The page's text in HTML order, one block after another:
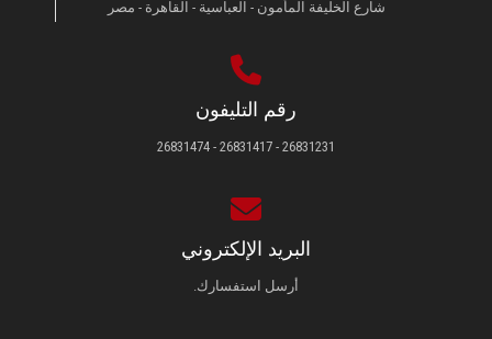
شارع الخليفة المأمون - العباسية - القاهرة - مصر
رقم التليفون
26831231 - 26831417 - 26831474
البريد الإلكتروني
أرسل استفسارك.